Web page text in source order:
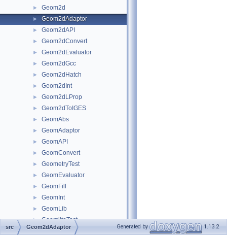
► Geom2d
► Geom2dAdaptor
► Geom2dAPI
► Geom2dConvert
► Geom2dEvaluator
► Geom2dGcc
► Geom2dHatch
► Geom2dInt
► Geom2dLProp
► Geom2dToIGES
► GeomAbs
► GeomAdaptor
► GeomAPI
► GeomConvert
► GeometryTest
► GeomEvaluator
► GeomFill
► GeomInt
► GeomLib
► GeomliteTest
► GeomLProp
src Geom2dAdaptor Generated by 1.13.2